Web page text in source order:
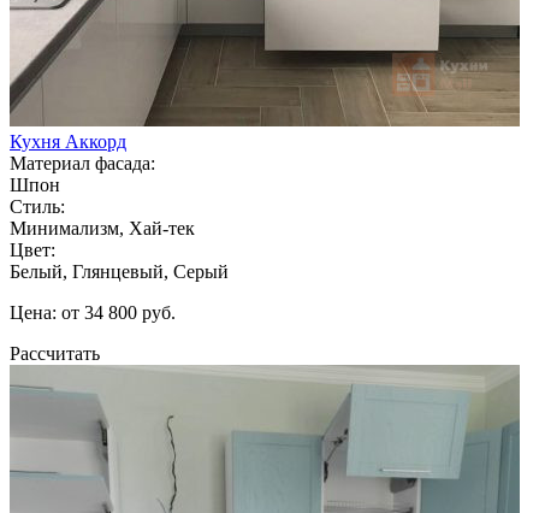
Кухня Аккорд
Материал фасада:
Шпон
Стиль:
Минимализм, Хай-тек
Цвет:
Белый, Глянцевый, Серый
Цена: от 34 800 руб.
Рассчитать